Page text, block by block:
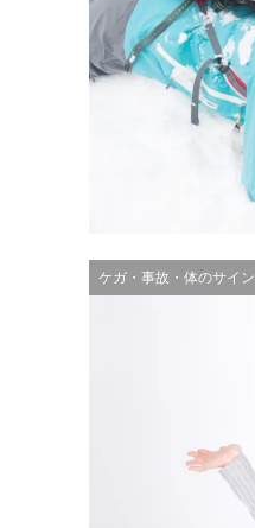
ケガ・事故・体のサイン